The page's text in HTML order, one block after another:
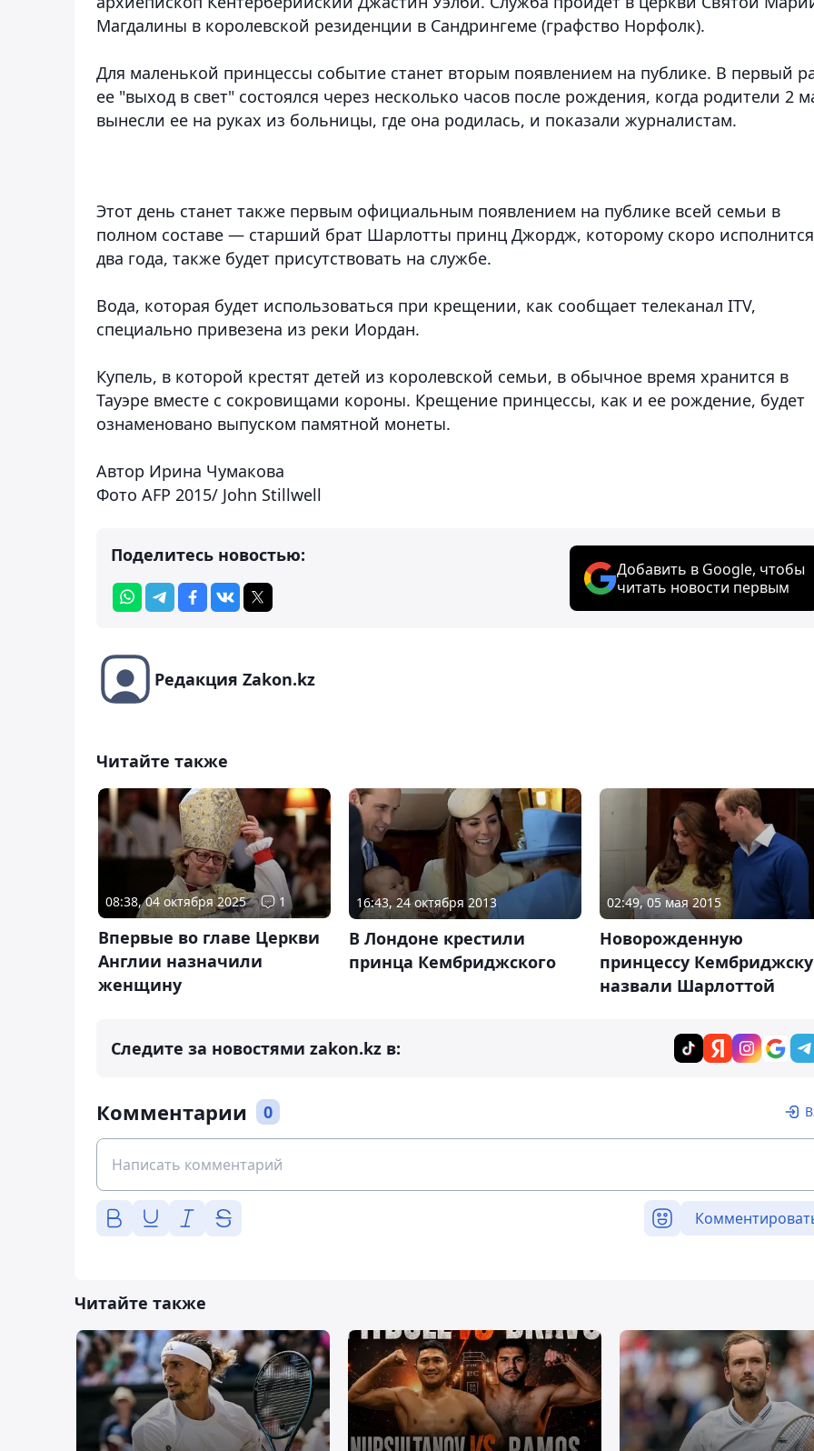
Магдалины в королевской резиденции в Сандрингеме (графство Норфолк).
Для маленькой принцессы событие станет вторым появлением на публике. В первый
ее "выход в свет" состоялся через несколько часов после рождения, когда родители 2
вынесли ее на руках из больницы, где она родилась, и показали журналистам.
Этот день станет также первым официальным появлением на публике всей семьи в
полном составе — старший брат Шарлотты принц Джордж, которому скоро исполнится
два года, также будет присутствовать на службе.
Вода, которая будет использоваться при крещении, как сообщает телеканал ITV,
специально привезена из реки Иордан.
Купель, в которой крестят детей из королевской семьи, в обычное время хранится в
Тауэре вместе с сокровищами короны. Крещение принцессы, как и ее рождение, будет
ознаменовано выпуском памятной монеты.
Автор Ирина Чумакова
Фото AFP 2015/ John Stillwell
Поделитесь новостью:
Добавить в Google, чтобы
читать новости первым
Редакция Zakon.kz
Читайте также
08:38, 04 октября 2025 1
Впервые во главе Церкви
Англии назначили
женщину
16:43, 24 октября 2013
В Лондоне крестили
принца Кембриджского
02:49, 05 мая 2015
Новорожденную
принцессу
назвали Шарлоттой
Следите за новостями zakon.kz в:
Комментарии 0
Читайте также